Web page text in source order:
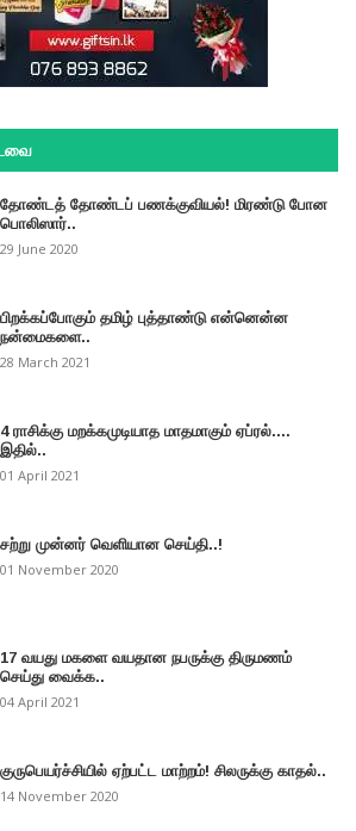
தோண்டத் தோண்டப் பணக்குவியல்! மிரண்டு போன
பொலிஸார்..
29 June 2020
பிறக்கப்போகும் தமிழ் புத்தாண்டு என்னென்ன
நன்மைகளை..
28 March 2021
4 ராசிக்கு மறக்கமுடியாத மாதமாகும் ஏப்ரல்....
இதில்..
01 April 2021
சற்று முன்னர் வெளியான செய்தி..!
01 November 2020
17 வயது மகளை வயதான நபருக்கு திருமணம்
செய்து வைக்க..
04 April 2021
குருபெயர்ச்சியில் ஏற்பட்ட மாற்றம்! சிலருக்கு காதல்..
14 November 2020